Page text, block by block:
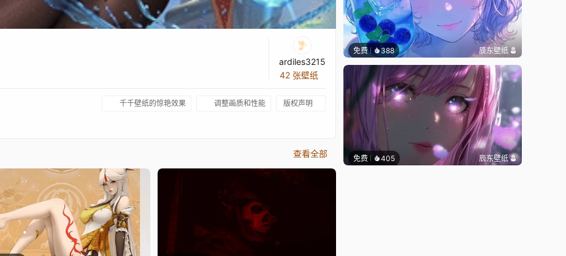
ardiles3215
42 张壁纸
千千壁纸的惊艳效果 调整画质和性能 版权声明
查看全部
免费 388 辰东壁纸
免费 405 辰东壁纸